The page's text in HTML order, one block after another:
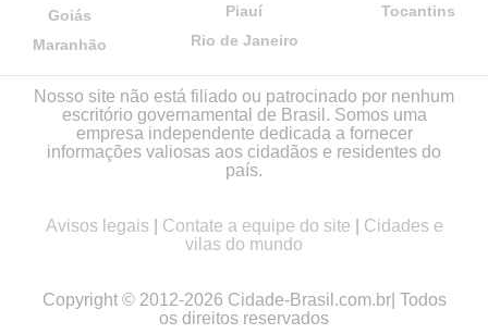
Goiás
Maranhão
Piauí
Rio de Janeiro
Tocantins
Nosso site não está filiado ou patrocinado por nenhum
escritório governamental de Brasil. Somos uma
empresa independente dedicada a fornecer
informações valiosas aos cidadãos e residentes do
país.
Avisos legais Contate a equipe do site
Cidades e
vilas do mundo
Copyright © 2012-2026 Cidade-Brasil.com.br| Todos
os direitos reservados